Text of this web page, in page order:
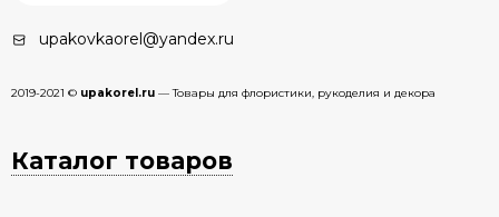
upakovkaorel@yandex.ru
2019-2021 © upakorel.ru — Товары для флористики, рукоделия и декора
Каталог товаров